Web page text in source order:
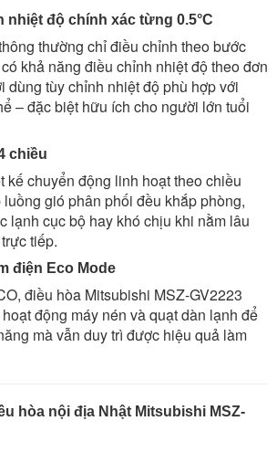
nhiệt độ chính xác từng 0.5°C
thường chỉ điều chỉnh theo bước
khả năng điều chỉnh nhiệt độ theo đơn
dùng tùy chỉnh nhiệt độ phù hợp với
– đặc biệt hữu ích cho người lớn tuổi
chiều
kế chuyển động linh hoạt theo chiều
gió phân phối đều khắp phòng,
lạnh cục bộ hay khó chịu khi nằm lâu
tiếp.
điện Eco Mode
điều hòa Mitsubishi MSZ-GV2223
động máy nén và quạt dàn lạnh để
mà vẫn duy trì được hiệu quả làm
hòa nội địa Nhật Mitsubishi MSZ-